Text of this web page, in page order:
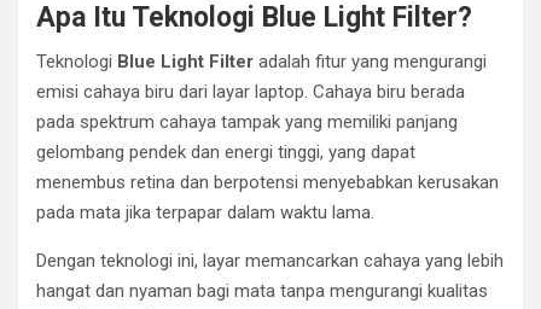
Apa Itu Teknologi Blue Light Filter?
Teknologi Blue Light Filter adalah fitur yang mengurangi
emisi cahaya biru dari layar laptop. Cahaya biru berada
pada spektrum cahaya tampak yang memiliki panjang
gelombang pendek dan energi tinggi, yang dapat
menembus retina dan berpotensi menyebabkan kerusakan
pada mata jika terpapar dalam waktu lama.
Dengan teknologi ini, layar memancarkan cahaya yang lebih
hangat dan nyaman bagi mata tanpa mengurangi kualitas